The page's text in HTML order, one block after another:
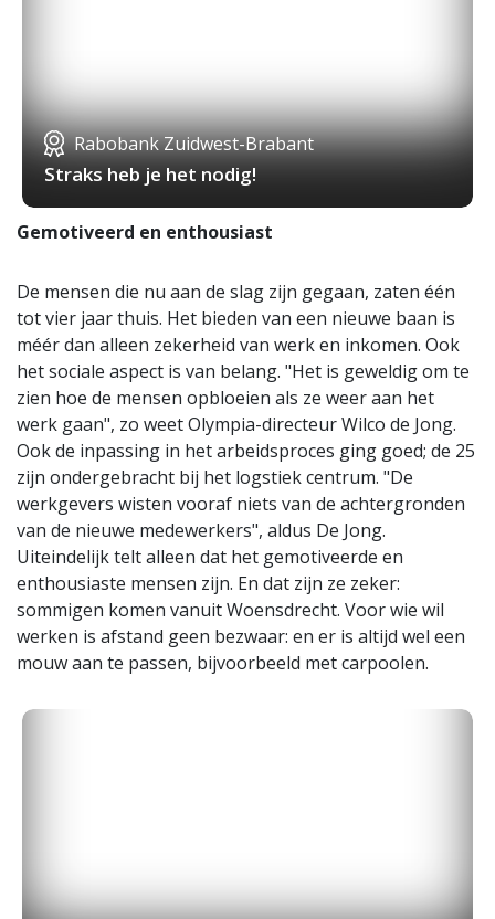
Rabobank Zuidwest-Brabant
Straks heb je het nodig!
Gemotiveerd en enthousiast
De mensen die nu aan de slag zijn gegaan, zaten één
tot vier jaar thuis. Het bieden van een nieuwe baan is
méér dan alleen zekerheid van werk en inkomen. Ook
het sociale aspect is van belang. "Het is geweldig om te
zien hoe de mensen opbloeien als ze weer aan het
werk gaan", zo weet Olympia-directeur Wilco de Jong.
Ook de inpassing in het arbeidsproces ging goed; de 25
zijn ondergebracht bij het logstiek centrum. "De
werkgevers wisten vooraf niets van de achtergronden
van de nieuwe medewerkers", aldus De Jong.
Uiteindelijk telt alleen dat het gemotiveerde en
enthousiaste mensen zijn. En dat zijn ze zeker:
sommigen komen vanuit Woensdrecht. Voor wie wil
werken is afstand geen bezwaar: en er is altijd wel een
mouw aan te passen, bijvoorbeeld met carpoolen.